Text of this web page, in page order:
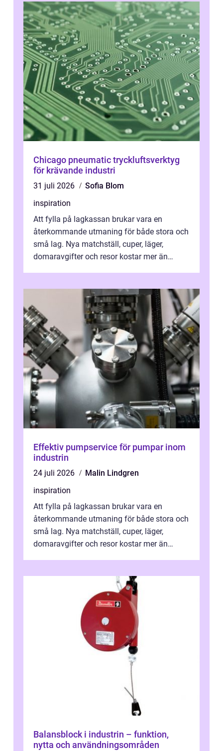
Chicago pneumatic tryckluftsverktyg
för krävande industri
31 juli 2026
Sofia Blom
inspiration
Att fylla på lagkassan brukar vara en
återkommande utmaning för både stora och
små lag. Nya matchställ, cuper, läger,
domaravgifter och resor kostar mer än
Effektiv pumpservice för pumpar inom
industrin
24 juli 2026
Malin Lindgren
inspiration
Att fylla på lagkassan brukar vara en
återkommande utmaning för både stora och
små lag. Nya matchställ, cuper, läger,
domaravgifter och resor kostar mer än
Balansblock i industrin – funktion,
nytta och användningsområden